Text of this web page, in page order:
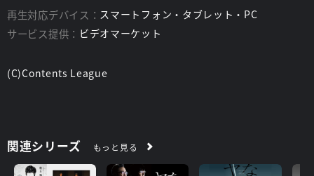
再生対応デバイス： スマートフォン・タブレット・PC
サービス提供： ビデオマーケット
(C)Contents League
関連シリーズ もっと見る